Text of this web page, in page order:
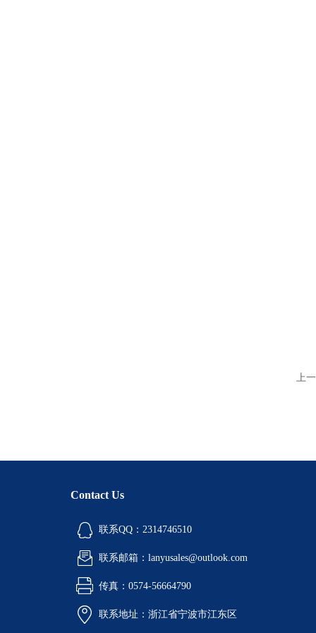
上
Contact Us
联系QQ：2314746510
联系邮箱：lanyusales@outlook.com
传真：0574-56664790
联系地址：浙江省宁波市江东区